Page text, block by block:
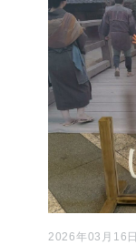
2026年03月16日